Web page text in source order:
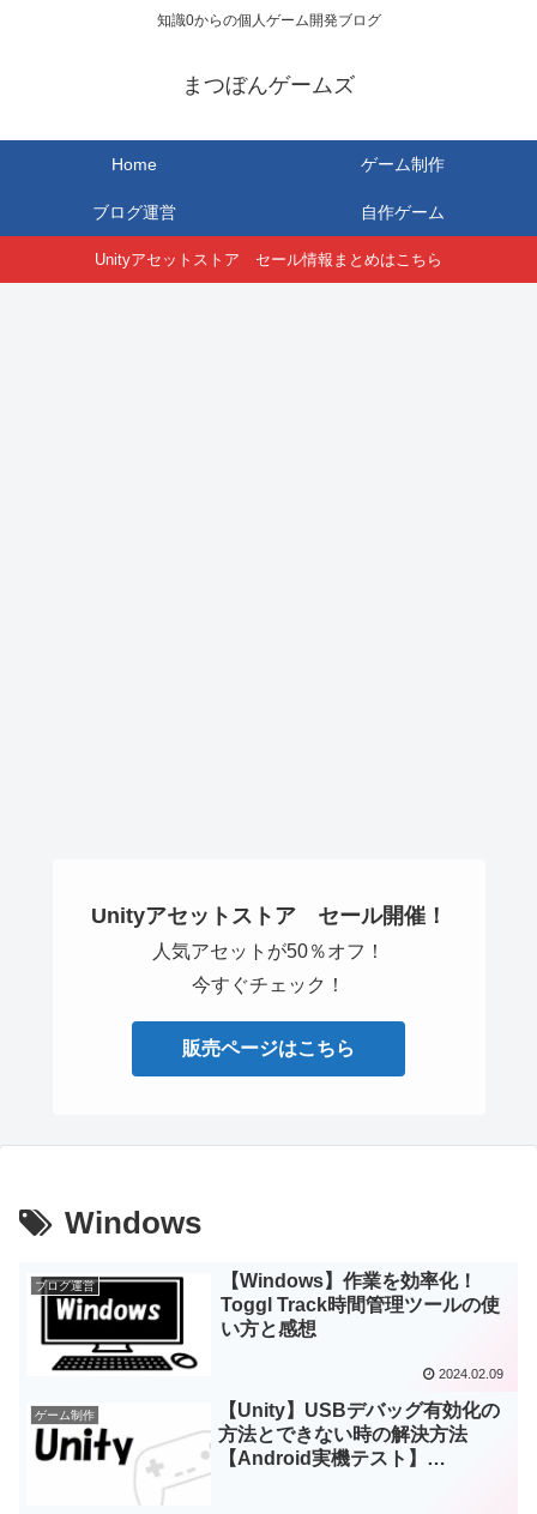
知識0からの個人ゲーム開発ブログ
まつぼんゲームズ
Home ゲーム制作
ブログ運営 自作ゲーム
Unityアセットストア セール情報まとめはこちら
Unityアセットストア セール開催！
人気アセットが50％オフ！
今すぐチェック！
販売ページはこちら
Windows
ブログ運営
【Windows】作業を効率化！
Toggl Track時間管理ツールの使
い方と感想
2024.02.09
ゲーム制作
【Unity】USBデバッグ有効化の
方法とできない時の解決方法
【Android実機テスト】